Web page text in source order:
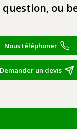
question, ou
Nous téléphoner
Demander un devis